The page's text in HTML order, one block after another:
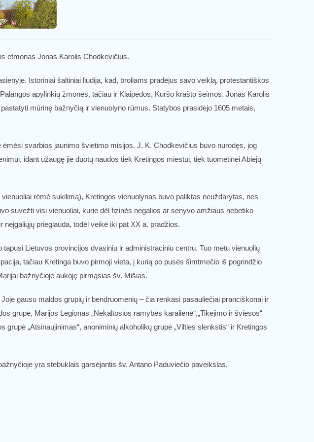
etmonas Jonas Karolis Chodkevičius.
Istoriniai šaltiniai liudija, kad, broliams pradėjus savo veiklą, protestantiškos
apylinkių žmonės, tačiau ir Klaipėdos, Kuršo krašto šeimos. Jonas Karolis
mūrinę bažnyčią ir vienuolyno rūmus. Statybos prasidėjo 1605 metais,
svarbios jaunimo švietimo misijos. J. K. Chodkevičius buvo nurodęs, jog
idant užaugę jie duotų naudos tiek Kretingos miestui, tiek tuometinei Abiejų
rėmė sukilimą), Kretingos vienuolynas buvo paliktas neuždarytas, nes
suvežti visi vienuoliai, kurie dėl fizinės negalios ar senyvo amžiaus nebetiko
prieglauda, todėl veikė iki pat XX a. pradžios.
Lietuvos provincijos dvasiniu ir administraciniu centru. Tuo metu vienuolių
tačiau Kretinga buvo pirmoji vieta, į kurią po pusės šimtmečio iš pogrindžio
bažnyčioje aukoję pirmąsias šv. Mišias.
gausu maldos grupių ir bendruomenių – čia renkasi pasauliečiai pranciškonai ir
grupė, Marijos Legionas „Nekaltosios ramybės karalienė“,„Tikėjimo ir šviesos“
„Atsinaujinimas“, anoniminių alkoholikų grupė „Vilties slenkstis“ ir Kretingos
yra stebuklais garsėjantis šv. Antano Paduviečio paveikslas.